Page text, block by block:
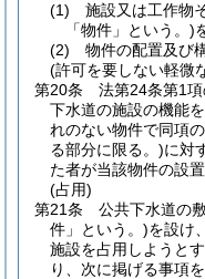
(1)
施設又は工作物
「物件」という。)
(2)
物件の配置及び
(許可を要しない軽微
第20条
法第24条第1
下水道の施設の機能
れのない物件で同項
る部分に限る。)に対
た者が当該物件の設
(占用)
第21条
公共下水道の
件」という。)を設け
施設を占用しようと
り、次に掲げる事項